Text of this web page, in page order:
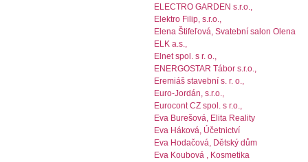
ELECTRO GARDEN s.r.o.,
Elektro Filip, s.r.o.,
Elena Štifeľová, Svatební salon Olena
ELK a.s.,
Elnet spol. s r. o.,
ENERGOSTAR Tábor s.r.o.,
Eremiáš stavební s. r. o.,
Euro-Jordán, s.r.o.,
Eurocont CZ spol. s r.o.,
Eva Burešová, Elita Reality
Eva Háková, Účetnictví
Eva Hodačová, Dětský dům
Eva Koubová , Kosmetika